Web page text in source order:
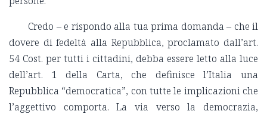
Credo – e rispondo alla tua prima domanda – che il
dovere di fedeltà alla Repubblica, proclamato dall’art.
54 Cost. per tutti i cittadini, debba essere letto alla luce
dell’art. 1 della Carta, che definisce l’Italia una
Repubblica “democratica”, con tutte le implicazioni che
l’aggettivo comporta. La via verso la democrazia,